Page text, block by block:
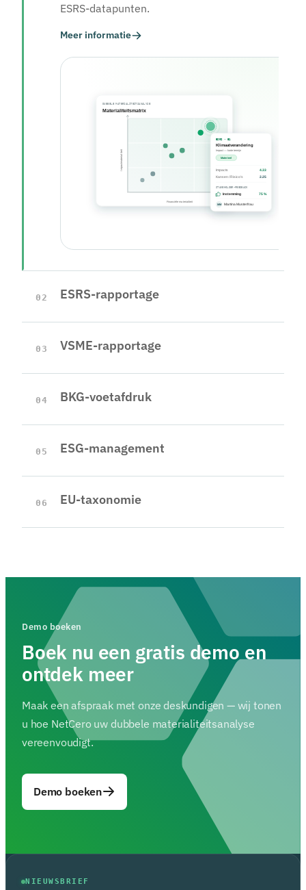
ESRS-datapunten.
Meer informatie
02 ESRS-rapportage
03 VSME-rapportage
04 BKG-voetafdruk
05 ESG-management
06 EU-taxonomie
Demo boeken
Boek nu een gratis demo en
ontdek meer
Maak een afspraak met onze deskundigen — wij tonen
u hoe NetCero uw dubbele materialiteitsanalyse
vereenvoudigt.
Demo boeken
NIEUWSBRIEF